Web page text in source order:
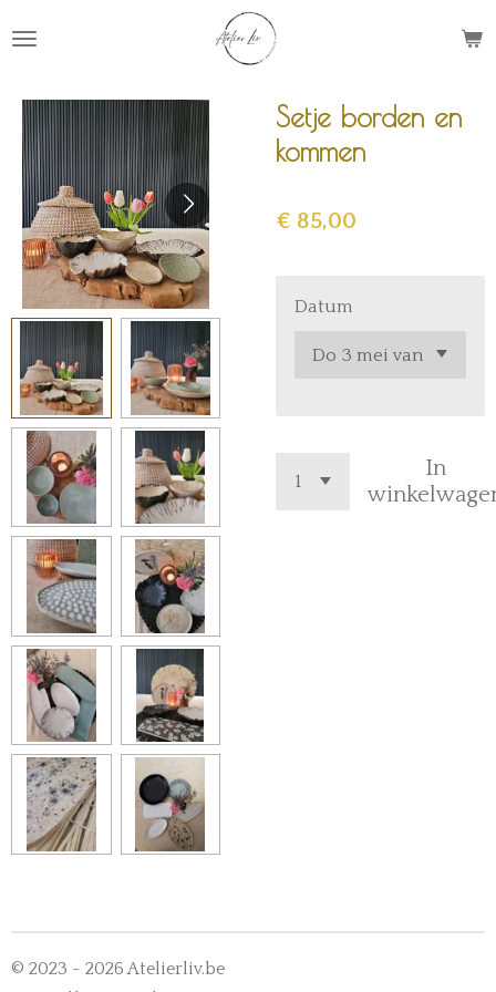
direct
de
hoofdinhoud
Setje borden en
kommen
€ 85,00
Datum
In
© 2023 - 2026 Atelierliv.be